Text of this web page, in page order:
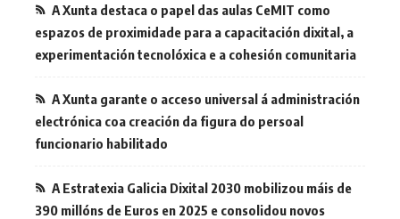
A Xunta destaca o papel das aulas CeMIT como
espazos de proximidade para a capacitación dixital, a
experimentación tecnolóxica e a cohesión comunitaria
A Xunta garante o acceso universal á administración
electrónica coa creación da figura do persoal
funcionario habilitado
A Estratexia Galicia Dixital 2030 mobilizou máis de
390 millóns de Euros en 2025 e consolidou novos